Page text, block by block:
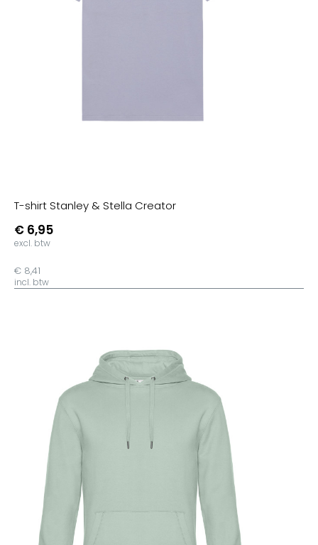
T-shirt Stanley & Stella Creator
€ 6,95
excl. btw
€ 8,41
incl. btw